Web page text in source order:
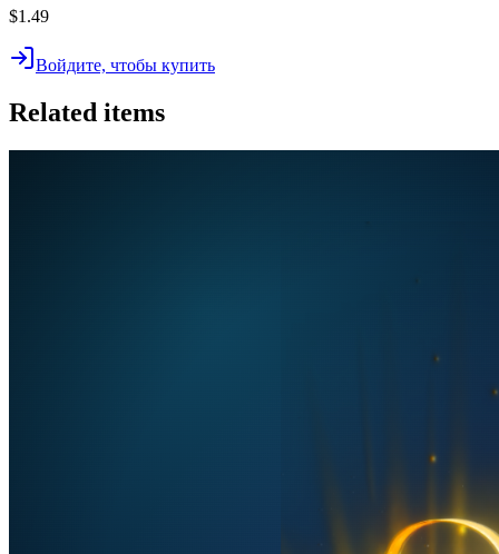
$1.49
Войдите, чтобы купить
Related items